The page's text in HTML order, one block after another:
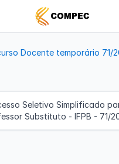
Docente temporário 71/
Seletivo Simplificado
Substituto - IFPB - 71/